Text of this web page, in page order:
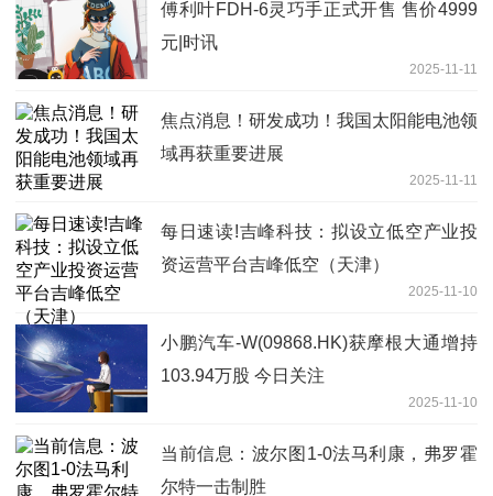
傅利叶FDH-6灵巧手正式开售 售价4999
元|时讯
2025-11-11
焦点消息！研发成功！我国太阳能电池领
域再获重要进展
2025-11-11
每日速读!吉峰科技：拟设立低空产业投
资运营平台吉峰低空（天津）
2025-11-10
小鹏汽车-W(09868.HK)获摩根大通增持
103.94万股 今日关注
2025-11-10
当前信息：波尔图1-0法马利康，弗罗霍
尔特一击制胜